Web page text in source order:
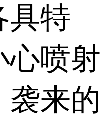
具特
心喷射
袭来的